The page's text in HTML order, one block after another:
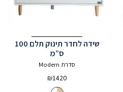
שידה לחדר תינוק תלם 100
ס”מ
סדרת Modern
₪1420